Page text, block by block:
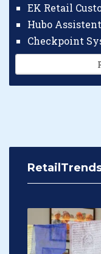
EK Retail
Hubo